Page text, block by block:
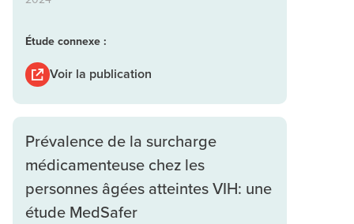
Étude connexe :
Voir la publication
Prévalence de la surcharge
médicamenteuse chez les
personnes âgées atteintes VIH: une
étude MedSafer